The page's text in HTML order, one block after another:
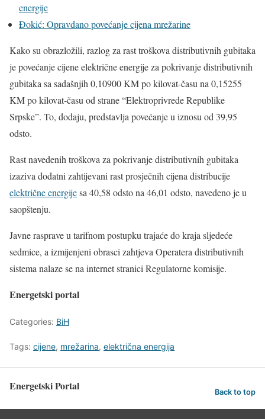
energije
Đokić: Opravdano povećanje cijena mrežarine
Kako su obrazložili, razlog za rast troškova distributivnih gubitaka
je povećanje cijene električne energije za pokrivanje distributivnih
gubitaka sa sadašnjih 0,10900 KM po kilovat-času na 0,15255
KM po kilovat-času od strane “Elektroprivrede Republike
Srpske”. To, dodaju, predstavlja povećanje u iznosu od 39,95
odsto.
Rast navedenih troškova za pokrivanje distributivnih gubitaka
izaziva dodatni zahtijevani rast prosječnih cijena distribucije
električne energijesa 40,58 odsto na 46,01 odsto, navedeno je u
saopštenju.
Javne rasprave u tarifnom postupku trajaće do kraja sljedeće
sedmice, a izmijenjeni obrasci zahtjeva Operatera distributivnih
sistema nalaze se na internet stranici Regulatorne komisije.
Energetski portal
Categories: BiH
Tags: cijene, mrežarina, električna energija
Energetski Portal Back to top